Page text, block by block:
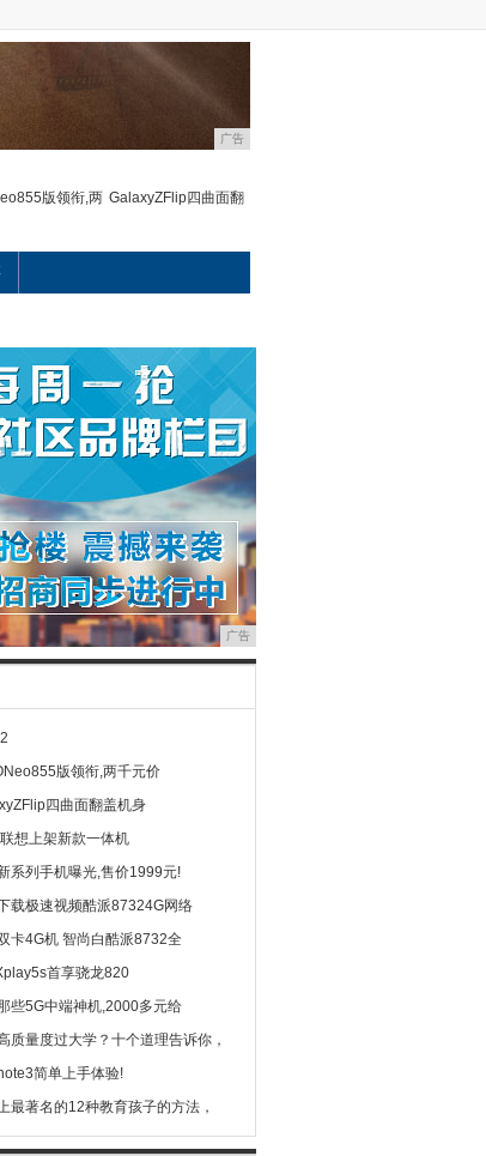
广告
版领衔,两 GalaxyZFlip四曲面翻
广告
版领衔,两千元价
四曲面翻盖机身
想上架新款一体机
系列手机曝光,售价1999元!
载极速视频酷派87324G网络
卡4G机 智尚白酷派8732全
首享骁龙820
些5G中端神机,2000多元给
质量度过大学？十个道理告诉你，
简单上手体验!
最著名的12种教育孩子的方法，